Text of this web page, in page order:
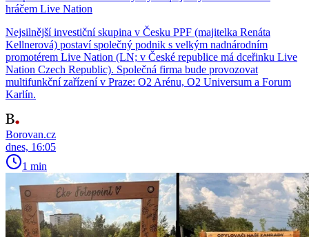
hráčem Live Nation
Nejsilnější investiční skupina v Česku PPF (majitelka Renáta
Kellnerová) postaví společný podnik s velkým nadnárodním
promotérem Live Nation (LN; v České republice má dceřinku Live
Nation Czech Republic). Společná firma bude provozovat
multifunkční zařízení v Praze: O2 Arénu, O2 Universum a Forum
Karlín.
Borovan.cz
dnes, 16:05
1 min